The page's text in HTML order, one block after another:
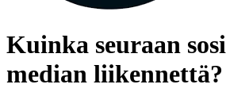
Kuinka seuraan
median liikennettä?